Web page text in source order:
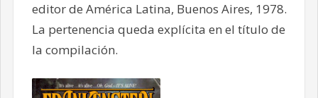
editor de América Latina, Buenos Aires, 1978.
La pertenencia queda explícita en el título de
la compilación.